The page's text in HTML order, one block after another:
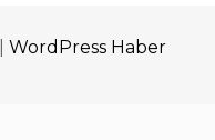
WordPress Haber